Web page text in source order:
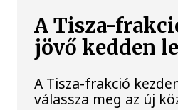
A Tisza-
jövő kedden
A Tisza-frakció
válassza meg az új